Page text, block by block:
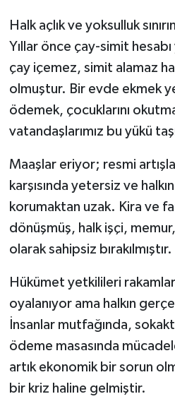
Halk açlık ve yoksulluk
Yıllar önce çay-simit
çay içemez, simit alamaz
olmuştur. Bir evde ekmek
ödemek, çocuklarını
vatandaşlarımız bu yükü
Maaşlar eriyor; resmi
karşısında yetersiz ve
korumaktan uzak. Kira ve
dönüşmüş, halk işçi,
olarak sahipsiz bırakılmıştır.
Hükümet yetkilileri
oyalanıyor ama halkın
İnsanlar mutfağında,
ödeme masasında
artık ekonomik bir sorun
bir kriz haline gelmiştir.